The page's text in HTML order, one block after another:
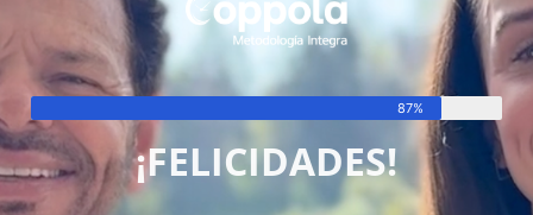
87%
¡FELICIDADES!